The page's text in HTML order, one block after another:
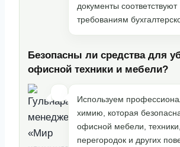
документы соответствуют
требованиям
Безопасны ли средства для
офисной техники и мебели?
Используем
химию, которая
офисной мебели,
перегородок и других